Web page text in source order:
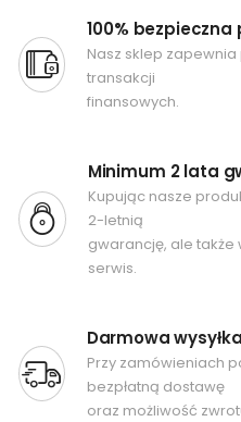
100% bezpieczna
Nasz sklep
transakcji
finansowych.
Minimum 2 lata
Kupując nasze
2-letnią
gwarancję, ale
serwis.
Darmowa
Przy zamówieniach
bezpłatną dostawę
oraz możliwość